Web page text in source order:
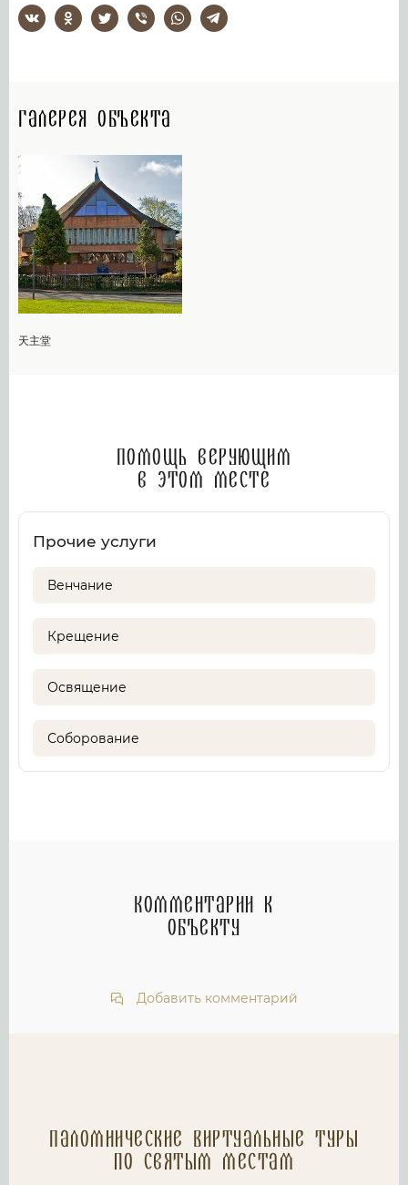
Галерея объекта
天主堂
Помощь верующим
в этом месте
Прочие услуги
Венчание
Крещение
Освящение
Соборование
Комментарии к
объекту
Добавить комментарий
Паломнические Виртуальные туры
по святым местам